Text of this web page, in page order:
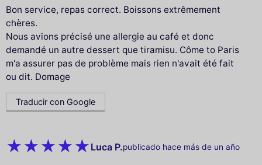
Bon service, repas correct. Boissons extrêmement
chères.
Nous avions précisé une allergie au café et donc
demandé un autre dessert que tiramisu. Côme to Paris
m'a assurer pas de problème mais rien n'avait été fait
ou dit. Domage
Traducir con Google
Luca P.publicado hace más de un año